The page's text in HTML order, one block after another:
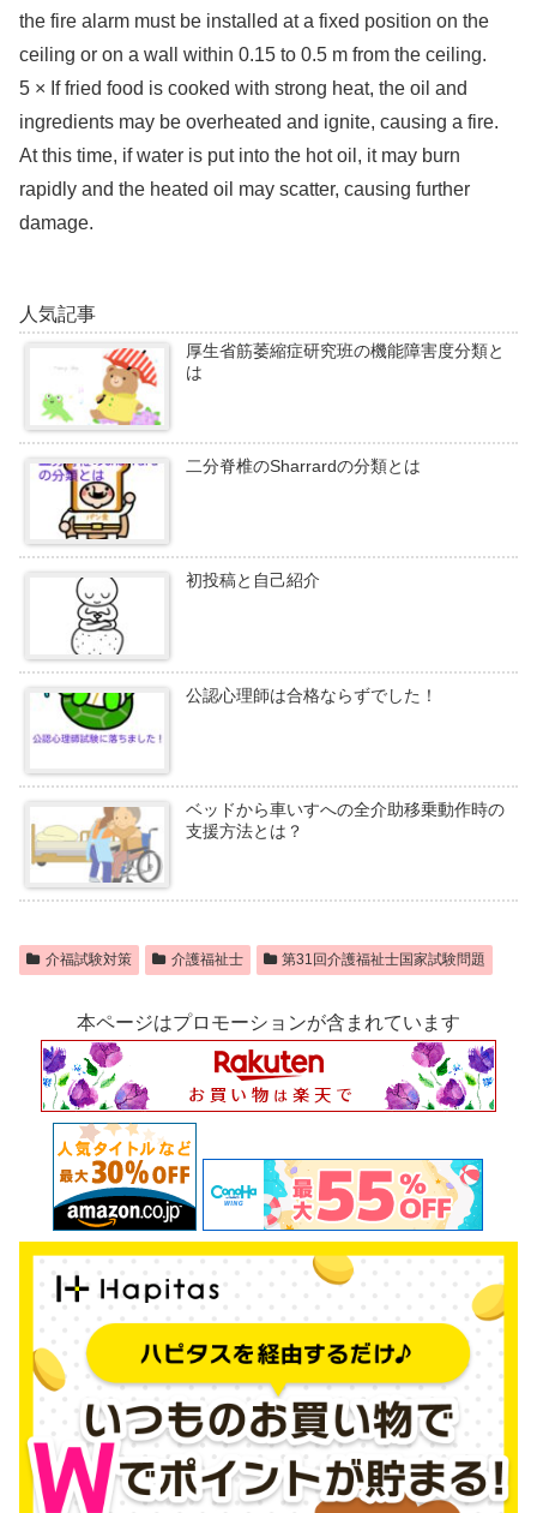
the fire alarm must be installed at a fixed position on the
ceiling or on a wall within 0.15 to 0.5 m from the ceiling.
5 × If fried food is cooked with strong heat, the oil and
ingredients may be overheated and ignite, causing a fire.
At this time, if water is put into the hot oil, it may burn
rapidly and the heated oil may scatter, causing further
damage.
人気記事
厚生省筋萎縮症研究班の機能障害度分類と
は
二分脊椎のSharrardの分類とは
初投稿と自己紹介
公認心理師は合格ならずでした！
ベッドから車いすへの全介助移乗動作時の
支援方法とは？
介福試験対策 介護福祉士 第31回介護福祉士国家試験問題
本ページはプロモーションが含まれています